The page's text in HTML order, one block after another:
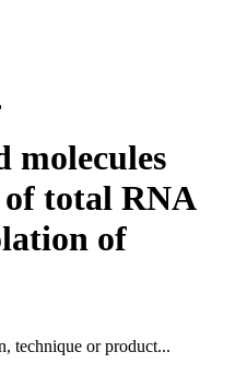
molecules
total RNA
of